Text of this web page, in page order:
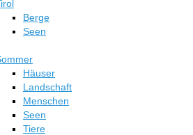
Berge
Seen
Häuser
Landschaft
Menschen
Seen
Tiere